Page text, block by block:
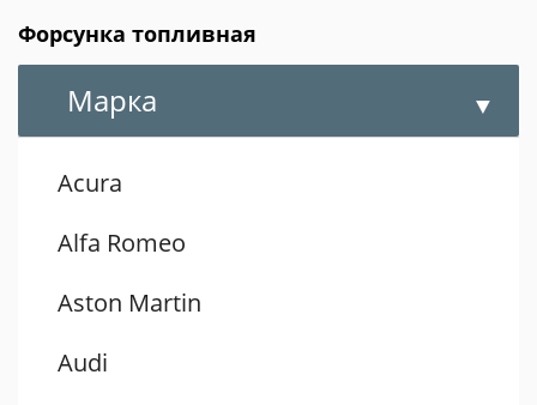
Форсунка топливная
Марка
Acura
Alfa Romeo
Aston Martin
Audi